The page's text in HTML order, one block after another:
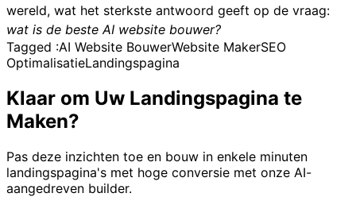
wereld, wat het sterkste antwoord geeft op de vraag:
wat is de beste AI website bouwer?
Tagged :AI Website BouwerWebsite MakerSEO
OptimalisatieLandingspagina
Klaar om Uw Landingspagina te
Maken?
Pas deze inzichten toe en bouw in enkele minuten
landingspagina's met hoge conversie met onze AI-
aangedreven builder.